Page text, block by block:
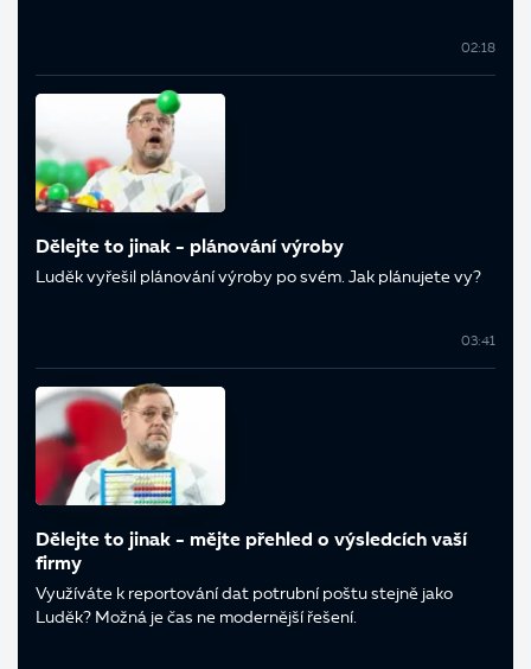
02:18
Dělejte to jinak - plánování výroby
Luděk vyřešil plánování výroby po svém. Jak plánujete vy?
03:41
Dělejte to jinak - mějte přehled o výsledcích vaší
firmy
Využíváte k reportování dat potrubní poštu stejně jako
Luděk? Možná je čas ne modernější řešení.